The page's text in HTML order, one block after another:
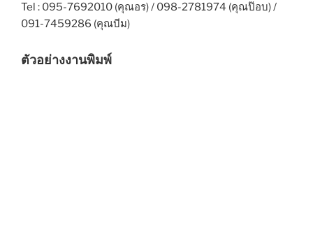
Tel : 095-7692010 (คุณอร) / 098-2781974 (คุณป๊อบ) /
091-7459286 (คุณบีม)
ตัวอย่างงานพิมพ์